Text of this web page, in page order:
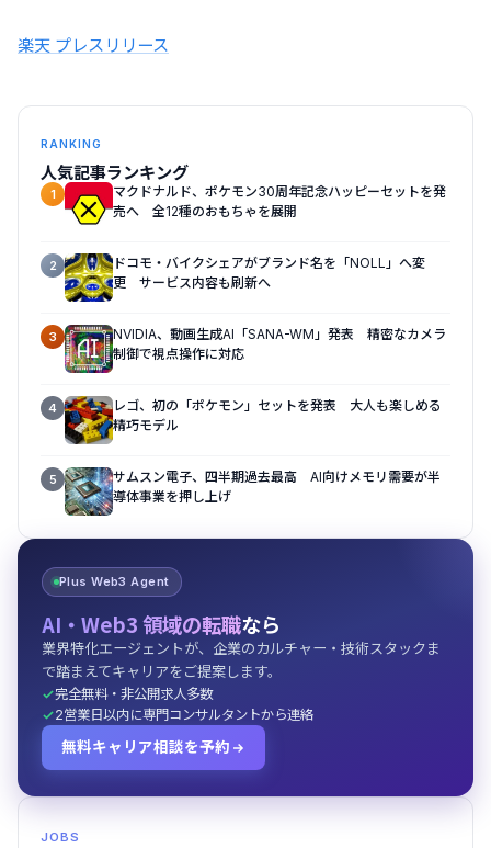
楽天 プレスリリース
RANKING
人気記事ランキング
1
マクドナルド、ポケモン30周年記念ハッピーセットを発
売へ 全12種のおもちゃを展開
2
ドコモ・バイクシェアがブランド名を「NOLL」へ変
更 サービス内容も刷新へ
3
NVIDIA、動画生成AI「SANA-WM」発表 精密なカメラ
制御で視点操作に対応
4
レゴ、初の「ポケモン」セットを発表 大人も楽しめる
精巧モデル
5
サムスン電子、四半期過去最高 AI向けメモリ需要が半
導体事業を押し上げ
Plus Web3 Agent
AI・Web3 領域の転職なら
業界特化エージェントが、企業のカルチャー・技術スタックま
で踏まえてキャリアをご提案します。
完全無料・非公開求人多数
2営業日以内に専門コンサルタントから連絡
無料キャリア相談を予約
JOBS